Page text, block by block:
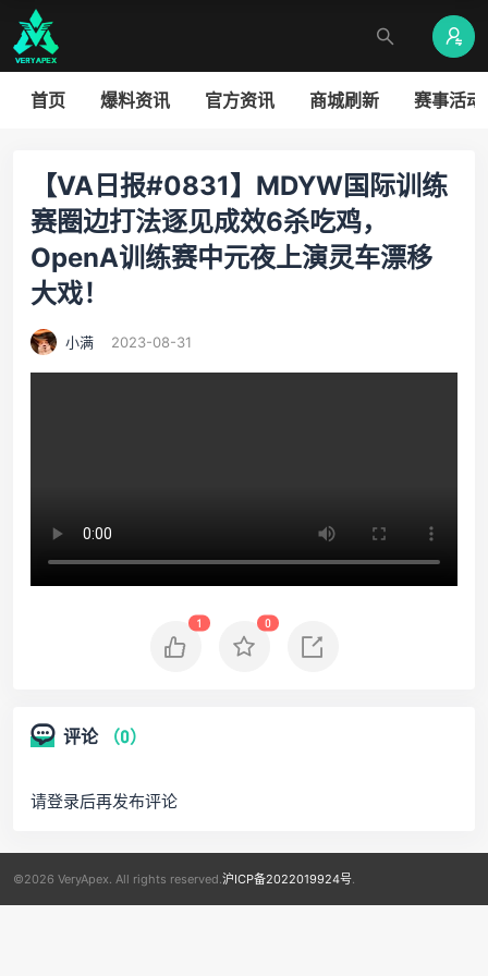
首页 爆料资讯 官方资讯 商城刷新 赛事活动
【VA日报#0831】MDYW国际训练
赛圈边打法逐见成效6杀吃鸡，
OpenA训练赛中元夜上演灵车漂移
大戏！
小满 2023-08-31
1 0
评论 （0）
请登录后再发布评论
©2026 VeryApex. All rights reserved. 沪ICP备2022019924号